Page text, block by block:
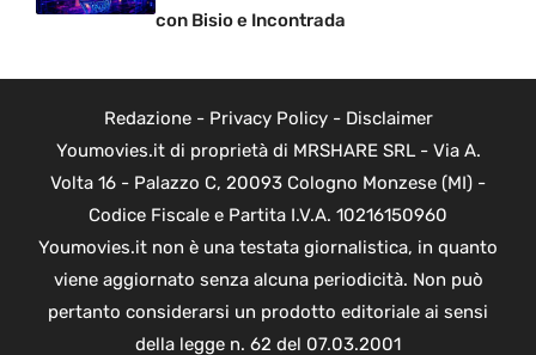
con Bisio e Incontrada
Redazione- Privacy Policy- Disclaimer
Youmovies.it di proprietà di MRSHARE SRL - Via A.
Volta 16 - Palazzo C, 20093 Cologno Monzese (MI) -
Codice Fiscale e Partita I.V.A. 10216150960
Youmovies.it non è una testata giornalistica, in quanto
viene aggiornato senza alcuna periodicità. Non può
pertanto considerarsi un prodotto editoriale ai sensi
della legge n. 62 del 07.03.2001